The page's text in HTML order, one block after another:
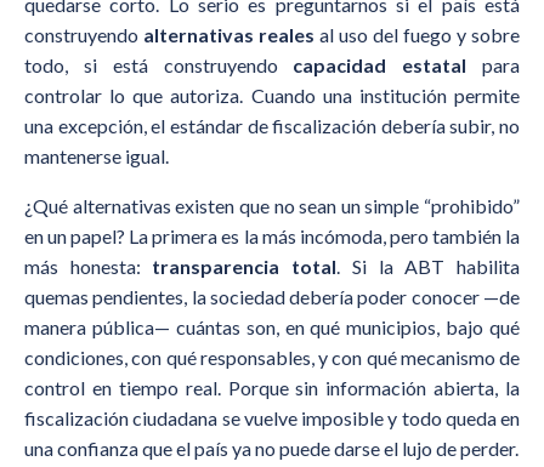
construyendo alternativas reales al uso del fuego y sobre
todo, si está construyendo capacidad estatal para
controlar lo que autoriza. Cuando una institución permite
una excepción, el estándar de fiscalización debería subir, no
mantenerse igual.
¿Qué alternativas existen que no sean un simple “prohibido”
en un papel? La primera es la más incómoda, pero también la
más honesta: transparencia total. Si la ABT habilita
quemas pendientes, la sociedad debería poder conocer —de
manera pública— cuántas son, en qué municipios, bajo qué
condiciones, con qué responsables, y con qué mecanismo de
control en tiempo real. Porque sin información abierta, la
fiscalización ciudadana se vuelve imposible y todo queda en
una confianza que el país ya no puede darse el lujo de perder.